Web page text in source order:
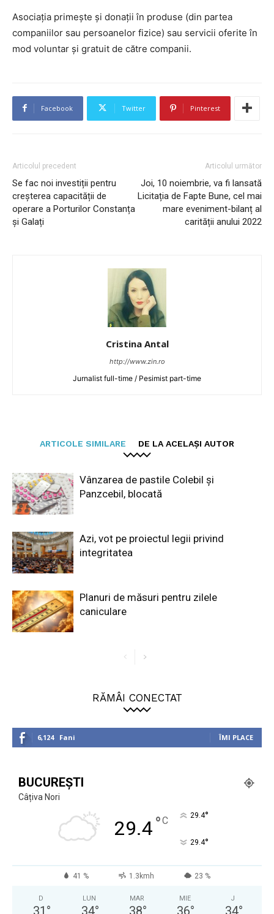
Asociația primește și donaţii în produse (din partea
companiilor sau persoanelor fizice) sau servicii oferite în
mod voluntar şi gratuit de către companii.
Facebook Twitter Pinterest
Articolul precedent
Se fac noi investiții pentru
creșterea capacității de
operare a Porturilor Constanța
și Galați
Articolul următor
Joi, 10 noiembrie, va fi lansată
Licitația de Fapte Bune, cel mai
mare eveniment-bilanț al
carității anului 2022
Cristina Antal
http://www.zin.ro
Jurnalist full-time / Pesimist part-time
ARTICOLE SIMILARE DE LA ACELAȘI AUTOR
Vânzarea de pastile Colebil și
Panzcebil, blocată
Azi, vot pe proiectul legii privind
integritatea
Planuri de măsuri pentru zilele
caniculare
RĂMÂI CONECTAT
6,124 Fani ÎMI PLACE
BUCUREȘTI
Câțiva Nori
29.4°C 29.4°
29.4°
41 % 1.3kmh 23 %
D
31 °
LUN
34°
MAR
38°
MIE
36°
J
34°